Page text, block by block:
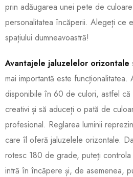
prin adăugarea unei pete de
personalitatea încăperii. Alegeți ce
spațiului dumneavoastră!
Avantajele jaluzelelor orizontale
mai importantă este
disponibile în 60 de culori, astfel că
creativi și să aduceți o pată de
profesional. Reglarea luminii
care îl oferă jaluzelele orizontale.
rotesc 180 de grade, puteți controla
intră în încăpere și, de asemenea,